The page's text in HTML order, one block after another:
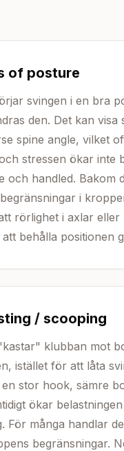
of posture
svingen i en bra
den. Det kan visa
spine angle, vilket
stressen ökar inte
och handled. Bakom
i
rörlighet i axlar
behålla positionen
/ scooping
klubban mot
istället för att låta
stor hook, sämre
ökar
För många handlar
begränsningar.